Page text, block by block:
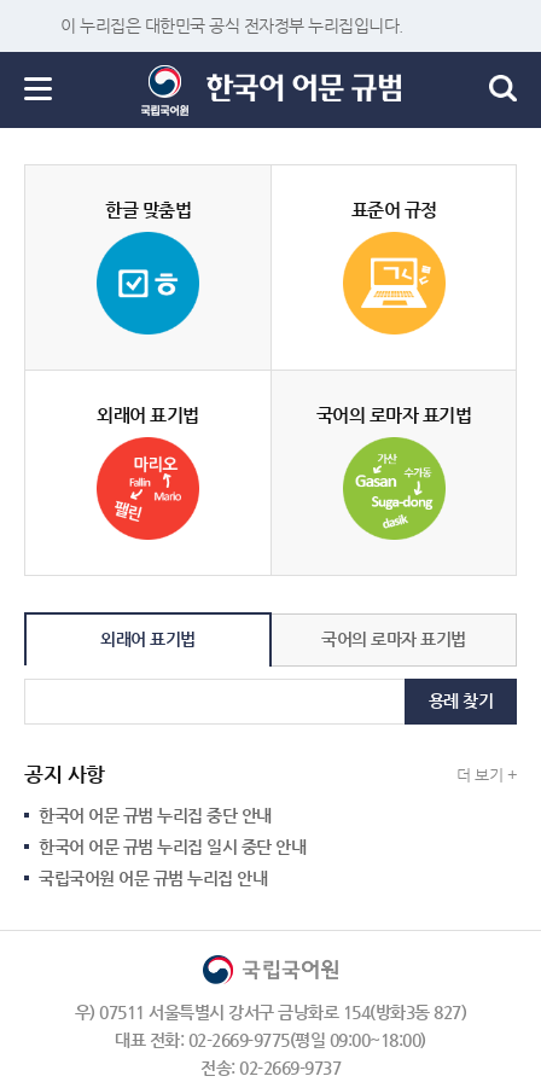
이 누리집은 대한민국 공식 전자정부 누리집입니다.
한글 맞춤법 표준어 규정
외래어 표기법 국어의 로마자 표기법
외래어 표기법 국어의 로마자 표기법
용례 찾기
공지 사항 더 보기 +
한국어 어문 규범 누리집 중단 안내
한국어 어문 규범 누리집 일시 중단 안내
국립국어원 어문 규범 누리집 안내
우) 07511 서울특별시 강서구 금낭화로 154(방화3동 827)
대표 전화: 02-2669-9775(평일 09:00~18:00)
전송: 02-2669-9737